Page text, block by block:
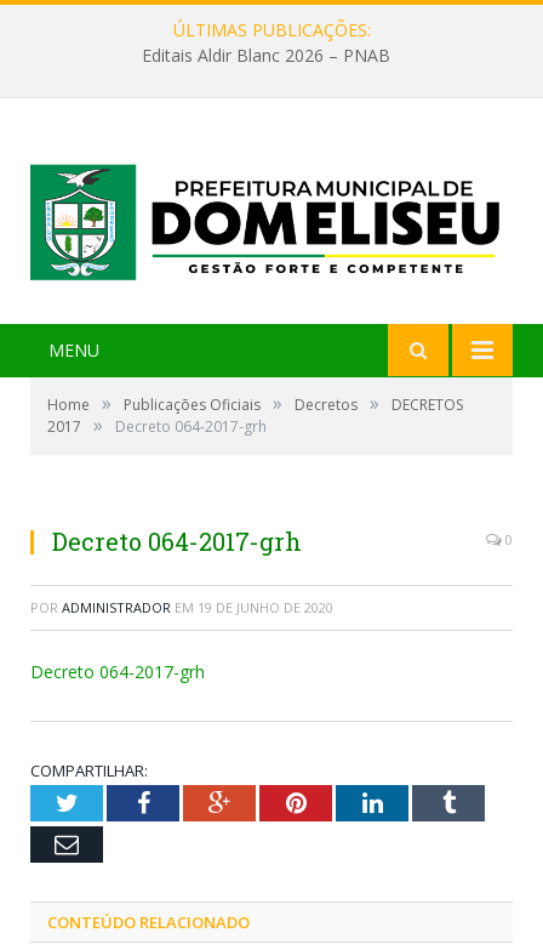
ÚLTIMAS PUBLICAÇÕES:
Editais Aldir Blanc 2026 – PNAB
MENU
Home » Publicações Oficiais » Decretos »
DECRETOS
2017
» Decreto 064-2017-grh
Decreto 064-2017-grh 0
POR ADMINISTRADOR EM 19 DE JUNHO DE 2020
Decreto 064-2017-grh
COMPARTILHAR:
TwitterFacebookGoogle+PinterestLinkedInTumblr
Email
CONTEÚDO RELACIONADO